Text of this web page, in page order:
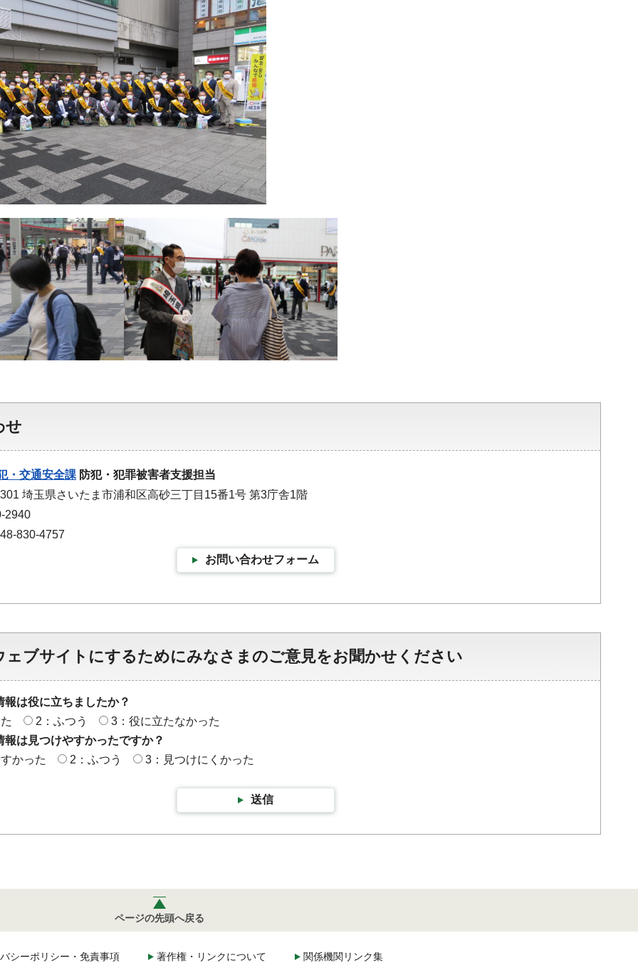
せ
・交通安全課 防犯・犯罪被害者支援担当
埼玉県さいたま市浦和区高砂三丁目15番1号 第3庁舎1階
2940
830-4757
お問い合わせフォーム
ェブサイトにするためにみなさまのご意見をお聞かせください
報は役に立ちましたか？
2：ふつう
3：役に立たなかった
報は見つけやすかったですか？
かった
2：ふつう 3：見つけにくかった
送信
ページの先頭へ戻る
シーポリシー・免責事項 著作権・リンクについて 関係機関リンク集